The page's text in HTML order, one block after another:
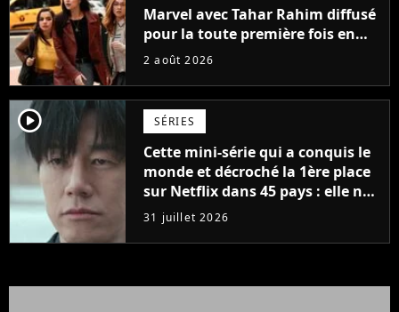
Marvel avec Tahar Rahim diffusé
pour la toute première fois en
France
2 août 2026
player2 SÉRIES
Cette mini-série qui a conquis le
monde et décroché la 1ère place
sur Netflix dans 45 pays : elle ne
compte que 10 épisodes et c'est
un phénomène mondial
31 juillet 2026